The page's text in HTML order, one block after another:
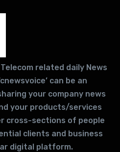
related daily News
can be an
your company news
your products/services
cross-sections of people
clients and business
digital platform.